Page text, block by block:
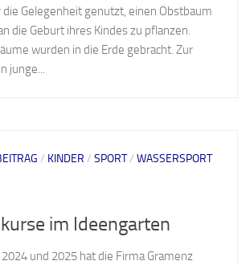
Gelegenheit genutzt, einen Obstbaum
die Geburt ihres Kindes zu pflanzen.
wurden in die Erde gebracht. Zur
junge...
/ KINDER / SPORT/ WASSERSPORT
im Ideengarten
und 2025 hat die Firma Gramenz